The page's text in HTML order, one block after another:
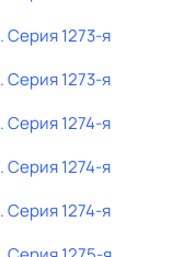
. Серия 1273-я
. Серия 1273-я
. Серия 1274-я
. Серия 1274-я
. Серия 1274-я